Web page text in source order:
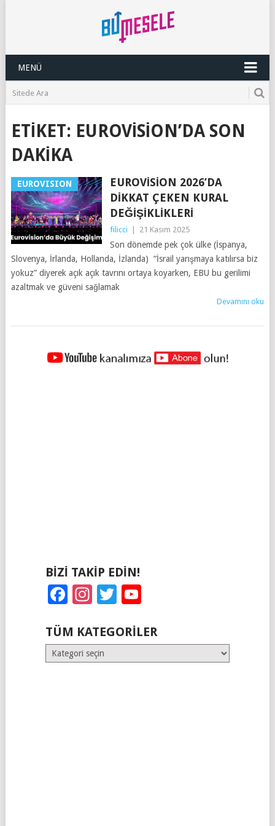
MENÜ
ETIKET: EUROVISION’DA SON
DAKIKA
EUROVISION
EUROVISION 2026’DA
DIKKAT ÇEKEN KURAL
DEĞIŞIKLIKLERI
filicci 21 Kasım 2025
Son dönemde pek çok ülke (İspanya,
Slovenya, İrlanda, Hollanda, İzlanda) “İsrail yarışmaya katılırsa biz
yokuz” diyerek açık açık tavrını ortaya koyarken, EBU bu gerilimi
azaltmak ve güveni sağlamak
Devamını oku
YAZILAR
BIZI TAKIP EDIN!
Facebook
Instagram
Twitter
TÜM KATEGORILER
Tüm
Kategoriler